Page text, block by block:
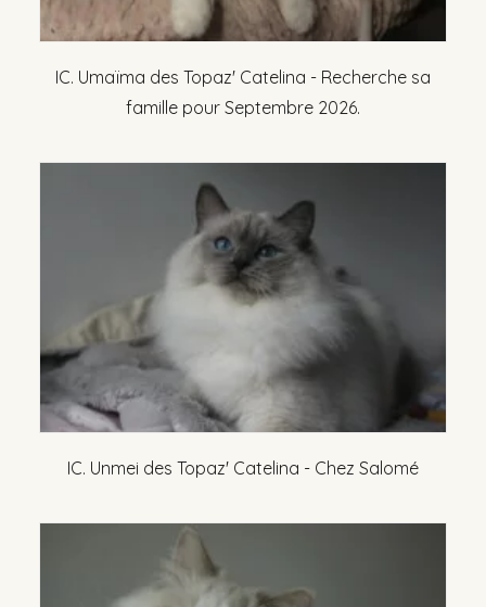
IC. Umaïma des Topaz' Catelina - Recherche sa
famille pour Septembre 2026.
IC. Unmei des Topaz' Catelina - Chez Salomé